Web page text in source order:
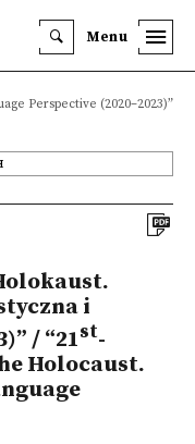
Menu
Perspective (2020–2023)”
i
/ “21st-
Holocaust.